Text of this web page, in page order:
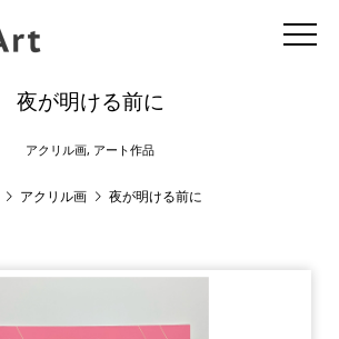
夜が明ける前に
アクリル画, アート作品
アクリル画 夜が明ける前に